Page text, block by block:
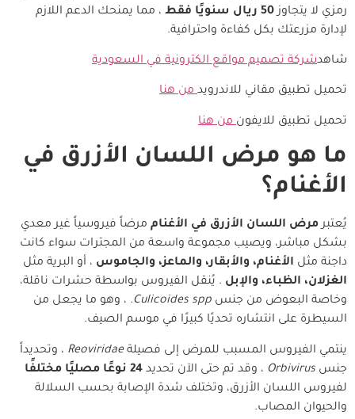
رمزي لا يتجاوز50 ريال سنويًا فقط
، مما يمنحك الدعم اللازم
لإدارة مزرعتك بكل كفاءة واحترافية.
شاهدشركة تصميم مواقع الكترونية في السعودية
تحميل تطبيق مقاني للاندرويدمن هنا
تحميل تطبيق للايفونمن هنا
ما هو مرض اللسان الأزرق في
الأغنام؟
يُعتبرمرض اللسان الأزرق في الأغنام مرضاً فيروسياً غير معدي
بشكل مباشر، ويصيب مجموعة واسعة من المجترات سواء كانت
داجنة مثل الأغنام، والأبقار، والماعز، والجاموس ، أو البرية مثل
الغزلان، الظباء، والإبل . يُنقل الفيروس بواسطة حشرات ناقلة،
وخاصة البعوض من جنس Culicoides spp.
، وهو ما يجعل من
السيطرة على انتشاره تحديًا كبيرًا في موسم الصيف.
ينتمي الفيروس المسبب للمرض إلى فصيلةReoviridae ، وتحديداً
جنس Orbivirus ، وقد تم حتى الآن تحديد 24 نوعًا مصليًا مختلفًا
لفيروس اللسان الأزرق، وتختلف شدة الإصابة بحسب السلالة
والحيوان المصاب.